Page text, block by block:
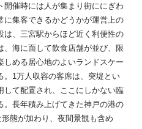
催時には人が集まり街ににぎわ
集客できるかどうかが運営上の
、三宮駅からほど近く利便性の
海に面して飲食店舗が並び、限
める居心地のよいランドスケー
1万人収容の客席は、突堤とい
して配置され、ここにしかない臨
長年積み上げてきた神戸の港の
態が加わり、夜間景観も含め